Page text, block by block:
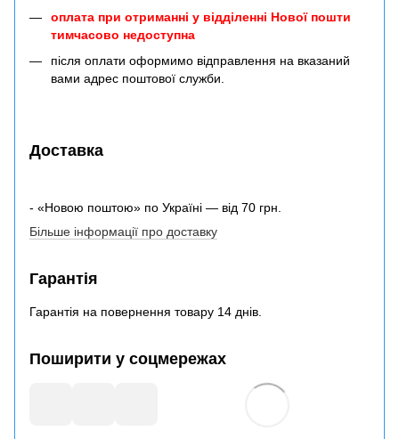
оплата при отриманні у відділенні Нової пошти
тимчасово недоступна
після оплати оформимо відправлення на вказаний
вами адрес поштової служби.
Доставка
- «Новою поштою» по Україні — від 70 грн.
Більше інформації про доставку
Гарантія
Гарантія на повернення товару 14 днів.
Поширити у соцмережах